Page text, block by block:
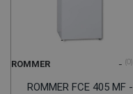
ROMMER - (0)
ROMMER FCE 405 MF -